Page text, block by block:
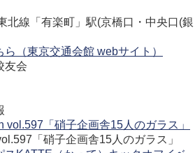
北線「有楽町」駅(京橋口・中央口(銀
（東京交通会館 webサイト）
友会
「硝子企画舎15人のガラス」